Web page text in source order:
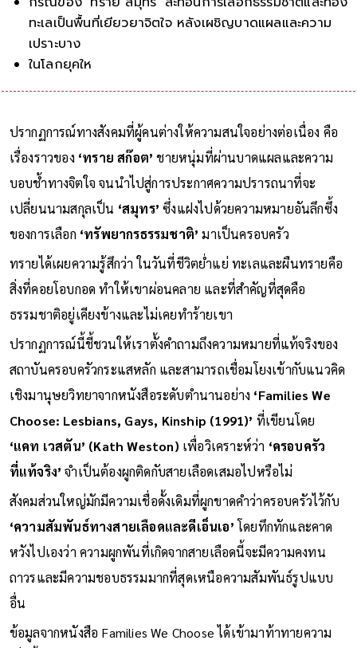
ทะเลเป็นพื้นที่เยียวยาจิตใจ หลังเผชิญบาดแผลและความ
เปราะบาง
ในโลกยุคใหม่ นิยามของครอบครัวกำล
ปรากฏการณ์ทางสังคมที่ผู้คนต่างให้ความสนใจอย่างต่อเนื่อง คือ
เรื่องราวของ ‘ทราย สก๊อต’ชายหนุ่มที่ผ่านบาดแผลและความ
บอบช้ำทางจิตใจ จนนำไปสู่การประกาศความปรารถนาที่จะ
เปลี่ยนนามสกุลเป็น ‘สมุทร’ซึ่งแฝงไปด้วยความหมายอันลึกซึ้ง
ของการเลือก ‘ทรัพยากรธรรมชาติ’มาเป็นครอบครัว
ทรายได้เผยความรู้สึกว่า ในวันที่ชีวิตย่ำแย่ ทะเลและผืนทรายคือ
สิ่งที่คอยโอบกอด ทำให้เขาผ่อนคลาย และที่สำคัญที่สุดคือ
ธรรมชาติอยู่เคียงข้างและไม่เคยทำร้ายเขา
ปรากฏการณ์นี้ชี้ชวนให้เราตั้งคำถามถึงความหมายที่แท้จริงของ
สถาบันครอบครัวกระแสหลัก และสามารถเชื่อมโยงเข้ากับแนวคิด
เชิงมานุษยวิทยาจากหนังสือระดับตำนานอย่าง ‘Families We
Choose: Lesbians, Gays, Kinship (1991)’ ที่เขียนโดย
‘แคท เวสตัน’ (Kath Weston) เพื่อวิเคราะห์ว่า ‘ครอบครัว
ที่แท้จริง’จำเป็นต้องผูกติดกับสายเลือดเสมอไปหรือไม่
สังคมส่วนใหญ่มักมีความเชื่อดั้งเดิมที่ผูกขาดคำว่าครอบครัวไว้กับ
‘ความสัมพันธ์ทางสายเลือดและดีเอ็นเอ’โดยทึกทักและคาด
หวังไปเองว่า ความผูกพันที่เกิดจากสายเลือดนี้จะมีความคงทน
ถาวรและมีความชอบธรรมมากที่สุดเหนือความสัมพันธ์รูปแบบ
อื่น
ข้อมูลจากหนังสือ Families We Choose ได้เข้ามาท้าทายความ